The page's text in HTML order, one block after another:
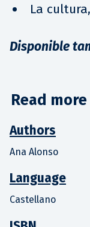
La
Disponible
Read more
Authors
Ana Alonso
Language
Castellano